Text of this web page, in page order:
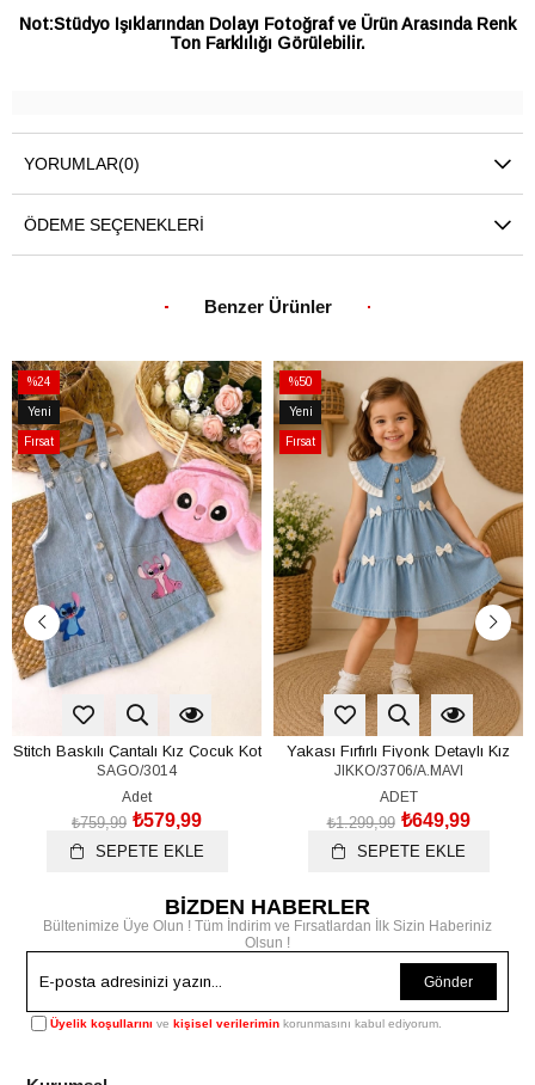
Not:Stüdyo Işıklarından Dolayı Fotoğraf ve Ürün Arasında Renk
Ton Farklılığı Görülebilir.
YORUMLAR(0)
ÖDEME SEÇENEKLERI
Benzer Ürünler
%24
İndirim
%24İndirim
Yeni
Ürün
Fırsat
Ürünü
Stitch Baskılı Çantalı Kız Çocuk Kot
Jile (2-3-4-5 Yaş)
SAGO/3014
Adet
₺579,99
₺759,99
SEPETE EKLE
%50
İndirim
%50İndirim
Yeni
Ürün
Fırsat
Yakası Fırfırlı Fiyonk Detaylı Kız
Çocuk Kot Elbise (2-3-4 Yaş)
JIKKO/3706/A.MAVI
ADET
₺649,99
₺1.299,99
SEPETE EKLE
BİZDEN HABERLER
Bültenimize Üye Olun ! Tüm İndirim ve Fırsatlardan İlk Sizin Haberiniz
Olsun !
Gönder
Üyelik koşullarını ve kişisel verilerimin korunmasını kabul ediyorum.